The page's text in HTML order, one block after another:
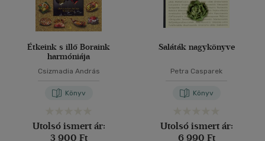
Étkeink s illő Boraink
harmóniája
Csizmadia András
Könyv
Utolsó ismert ár:
3 900 Ft
Saláták nagykönyve
Petra Casparek
Könyv
Utolsó ismert ár:
6 990 Ft